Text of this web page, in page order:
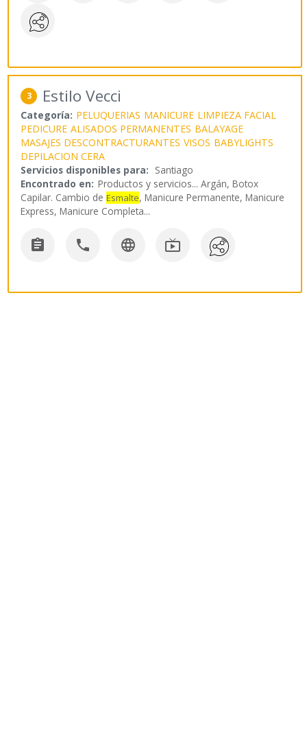
3 Estilo Vecci
Categoría: PELUQUERIAS MANICURE LIMPIEZA FACIAL
PEDICURE ALISADOS PERMANENTES BALAYAGE
MASAJES DESCONTRACTURANTES VISOS BABYLIGHTS
DEPILACION CERA
Servicios disponibles para: Santiago
Encontrado en: Productos y servicios...Argán, Botox
Capilar. Cambio deEsmalte, Manicure Permanente, Manicure
Express, Manicure Completa...
   